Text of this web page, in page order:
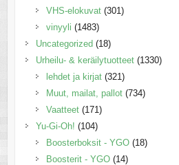
VHS-elokuvat (301)
vinyyli (1483)
Uncategorized (18)
Urheilu- & keräilytuotteet (1330)
lehdet ja kirjat (321)
Muut, mailat, pallot (734)
Vaatteet (171)
Yu-Gi-Oh! (104)
Boosterboksit - YGO (18)
Boosterit - YGO (14)